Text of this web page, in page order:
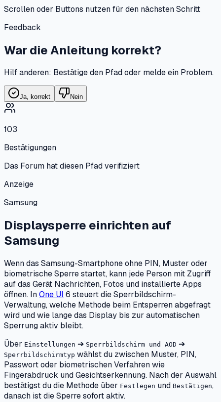
Scrollen oder Buttons nutzen für den nächsten Schritt
Feedback
War die Anleitung korrekt?
Hilf anderen: Bestätige den Pfad oder melde ein Problem.
Ja, korrekt Nein
103
Bestätigungen
Das Forum hat diesen Pfad verifiziert
Anzeige
Samsung
Displaysperre einrichten auf
Samsung
Wenn das Samsung-Smartphone ohne PIN, Muster oder
biometrische Sperre startet, kann jede Person mit Zugriff
auf das Gerät Nachrichten, Fotos und installierte Apps
öffnen. InOne UI 6 steuert die Sperrbildschirm-
Verwaltung, welche Methode beim Entsperren abgefragt
wird und wie lange das Display bis zur automatischen
Sperrung aktiv bleibt.
Über Einstellungen ➔ Sperrbildschirm und AOD ➔
Sperrbildschirmtyp wählst du zwischen Muster, PIN,
Passwort oder biometrischen Verfahren wie
Fingerabdruck und Gesichtserkennung. Nach der Auswahl
bestätigst du die Methode über Festlegen und Bestätigen,
danach ist die Sperre sofort aktiv.